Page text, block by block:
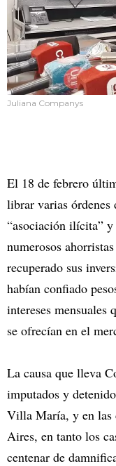
Juliana Companys
El 18 de febrero
librar varias órdenes
“asociación ilícita” y
numerosos
recuperado sus
habían confiado
intereses mensuales
se ofrecían en el
La causa que lleva
imputados y
Villa María, y en las
Aires, en tanto los
centenar de